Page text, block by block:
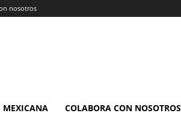
nosotros
MEXICANA COLABORA CON NOSOTROS